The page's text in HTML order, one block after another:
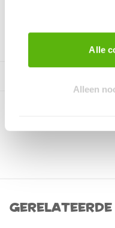
Alle
Alleen